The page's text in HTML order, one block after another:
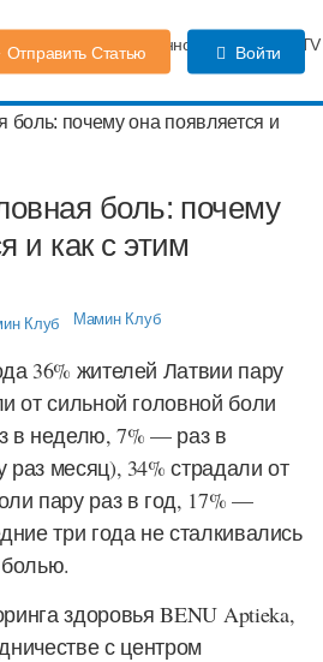
Календарь беременности Форум
Отправить Статью Войти
боль: почему
и как с этим
Мамин Клуб
36% жителей Латвии пару
от сильной головной боли
в неделю, 7% — раз в
месяц), 34% страдали от
пару раз в год, 17% —
три года не сталкивались
здоровья BENU Aptieka,
с центром